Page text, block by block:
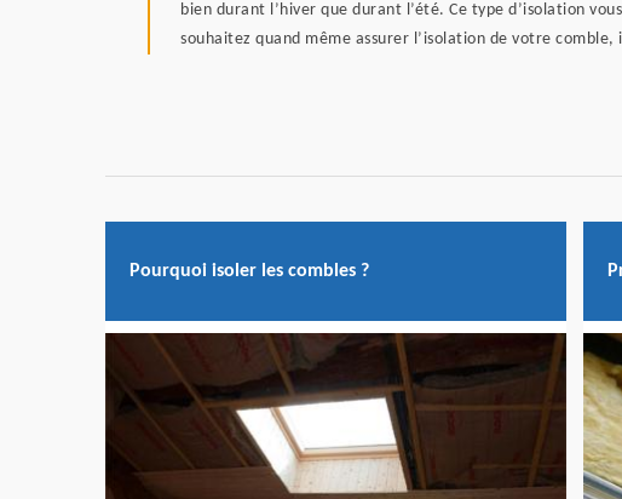
bien durant l’hiver que durant l’été. Ce type d’isolation
souhaitez quand même assurer l’isolation de votre
Pourquoi isoler les combles ?